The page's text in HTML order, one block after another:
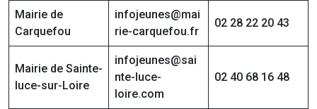
Mairie de
Carquefou
infojeunes@mai
rie-carquefou.fr
02 28 22 20 43
Mairie de Sainte-
luce-sur-Loire
infojeunes@sai
nte-luce-
loire.com
02 40 68 16 48